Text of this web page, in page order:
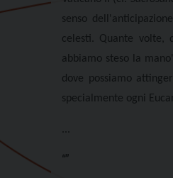
senso
celesti. Quante volte,
abbiamo steso la
dove possiamo
specialmente ogni
“”